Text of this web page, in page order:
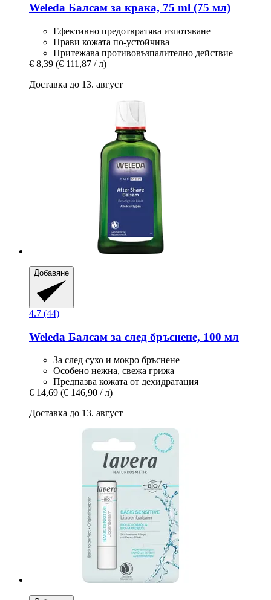
Weleda Балсам за крака, 75 ml (75 мл)
Ефективно предотвратява изпотяване
Прави кожата по-устойчива
Притежава противовъзпалително действие
€ 8,39 (€ 111,87 / л)
Доставка до 13. август
Добавяне
4.7 (44)
Weleda Балсам за след бръснене, 100 мл
За след сухо и мокро бръснене
Особено нежна, свежа грижа
Предпазва кожата от дехидратация
€ 14,69 (€ 146,90 / л)
Доставка до 13. август